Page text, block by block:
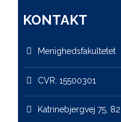
KONTAKT
Menighedsfakultetet
CVR: 15500301
Katrinebjergvej 75,